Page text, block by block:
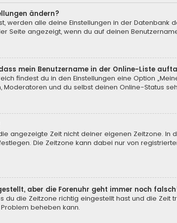
ändern?
werden alle deine Einstellungen in der Datenbank
Seite angezeigt, wenn du auf deinen
mein Benutzername in der Online-Liste
findest du in den Einstellungen eine Option
Moderatoren und du selbst deinen Online-Status
angezeigte Zeit nicht deiner eigenen Zeitzone. In
Die Zeitzone kann dabei nur von
aber die Forenuhr geht immer noch
du die Zeitzone richtig eingestellt hast und die
beheben kann.